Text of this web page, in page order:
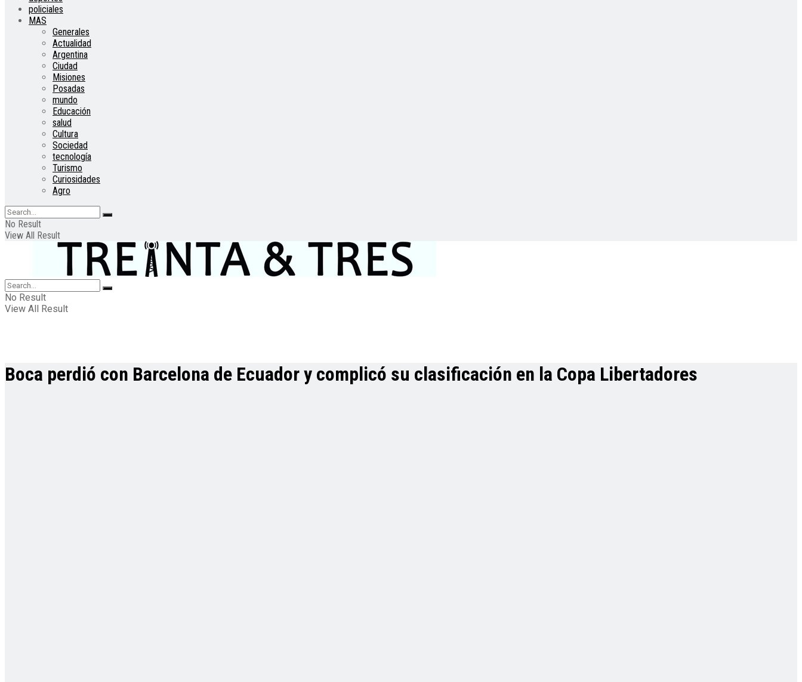
policiales
MAS
Generales
Actualidad
Argentina
Ciudad
Misiones
Posadas
mundo
Educación
salud
Cultura
Sociedad
tecnología
Turismo
Curiosidades
Agro
No Result
View All Result
No Result
View All Result
Boca perdió con Barcelona de Ecuador y complicó su clasificación en la Copa Libertadores